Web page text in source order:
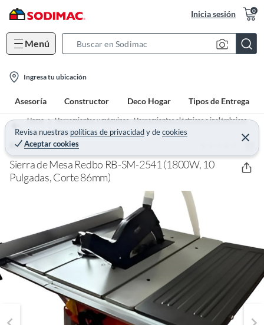
Inicia sesión 0
Menú
c
h
B
r
a
o
n
n
Ingresa tu ubicación
Asesoría Constructor Deco Hogar Tipos de Entrega
Revisa nuestras políticas de privacidadydecookies
Aceptar cookies
C
e
r
a
r
Home
Herramientas y máquinas - Herramientas eléctricas e inalámbricas
Sierra Eléctrica
REDBO (0)
Sierra de Mesa Redbo RB-SM-2541 (1800W, 10
Pulgadas, Corte 86mm)